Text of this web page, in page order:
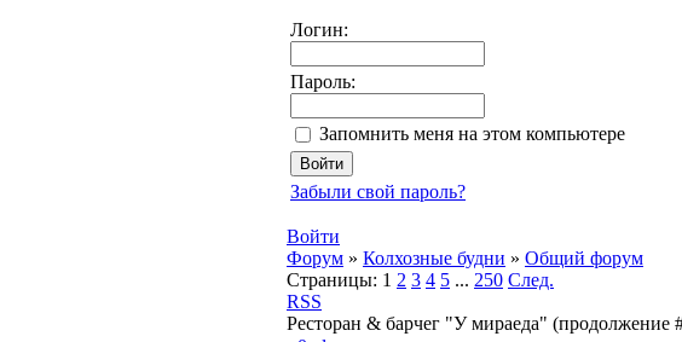
Логин:
Пароль:
Запомнить меня на этом компьютере
Забыли свой пароль?
Войти
Форум » Колхозные будни » Общий форум
Страницы: 1 2 3 4 5 ... 250 След.
RSS
Ресторан & барчег "У мираеда" (продолжение